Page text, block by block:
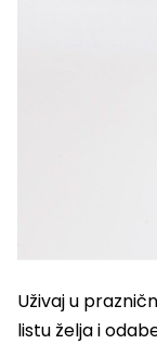
Uživaj u
listu želja i